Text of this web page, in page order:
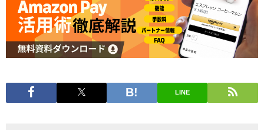
LINE